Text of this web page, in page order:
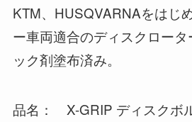
KTM、HUSQVARNAをはじ
ー車両適合のディスクロー
ック剤塗布済み。
品名： X-GRIP ディスクボ